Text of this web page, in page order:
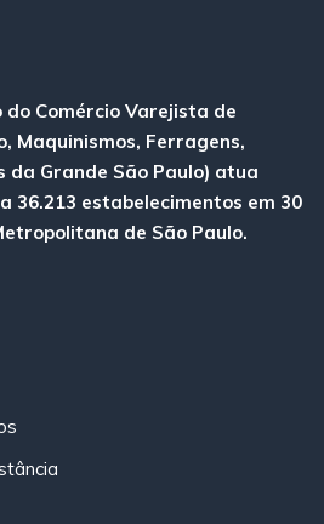
do Comércio Varejista de
Maquinismos, Ferragens,
da Grande São Paulo) atua
36.213 estabelecimentos em 30
de São Paulo.